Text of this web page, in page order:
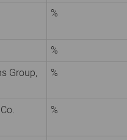
%
%
Group,
%
%